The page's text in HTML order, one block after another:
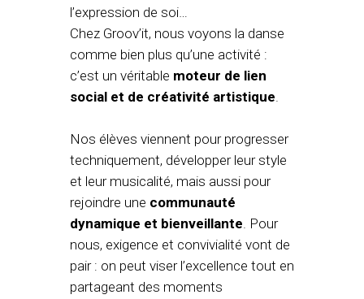
l’expression de soi…
Chez Groov’it, nous voyons la danse
comme bien plus qu’une activité :
c’est un véritable moteur de lien
social et de créativité artistique.
Nos élèves viennent pour progresser
techniquement, développer leur style
et leur musicalité, mais aussi pour
rejoindre une communauté
dynamique et bienveillante. Pour
nous, exigence et convivialité vont de
pair : on peut viser l’excellence tout en
partageant des moments